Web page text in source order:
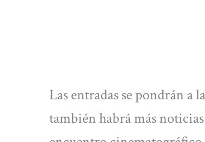
Las entradas se pondrán a
también habrá más